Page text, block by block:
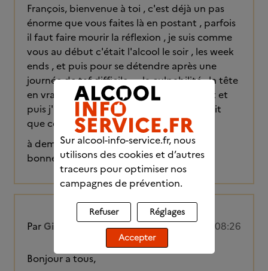
François, bienvenue à toi , c'est déjà un pas
énorme que vous faites là en postant , parfois
il faut faire mourir la réflexion , je suis comme
vous au début c'était l'alcool le soir , les week
ends , et puis pour se détendre après une
journée de taf difficile .... la culpabilité , la tête
en vrac ... j'ai été dans le déni un moment et
puis j'ai eu le déclic le 28 février qu'il fallait
que cela s'arrête
à demain
bonne nuit à tous et à toutes
Par Gizmo74 20/03/2024 à 08:26
Bonjour a tous,
Sur alcool-info-service.fr, nous
utilisons des cookies et d’autres
traceurs pour optimiser nos
campagnes de prévention.
Refuser Réglages
Accepter